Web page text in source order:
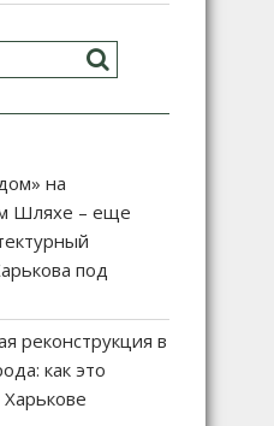
на
Шляхе – еще
под
реконструкция в
как это